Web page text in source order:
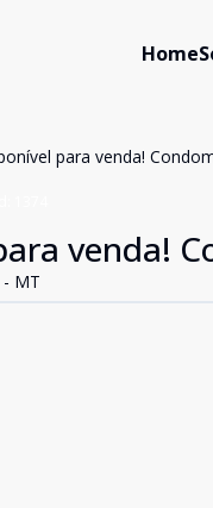
Home
para venda!
venda!
MT